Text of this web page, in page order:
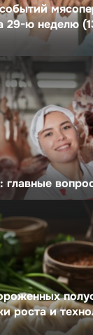
29-ю неделю
роста и